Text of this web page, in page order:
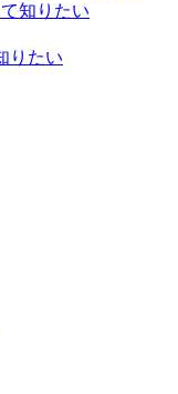
知りたい
りたい